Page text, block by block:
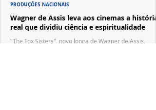
Wagner de Assis leva aos cinemas a história
real que dividiu ciência e espiritualidade
"The Fox Sisters", novo longa de Wagner de Assis,
PRODUÇÕES NACIONAIS